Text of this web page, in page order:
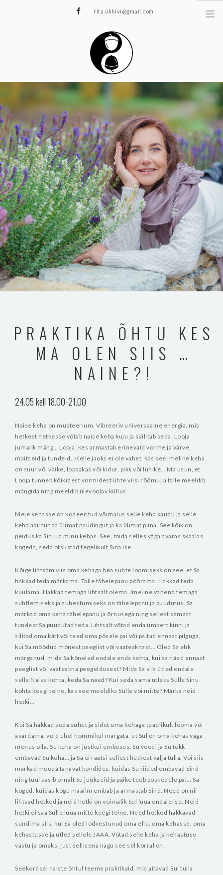
rita.ukkivi@gmail.com
TUNNIPLAAN
JOOGA/PILATES
TERAAPIA
ÜRITUSED
TIIMIDELE
GALERII
KONTAKT
PRAKTIKA ÕHTU KES
MA OLEN SIIS …
NAINE?!
24.05 kell 18.00-21.00
Naise keha on müsteerium. Vibreeriv universaalne energia, mis
hetkest hetkesse võtab naise keha kuju ja säilitab seda. Looja
jumalik mäng… Looja, kes armastab erinevaid vorme ja värve,
maitseid ja tundeid…Kelle jaoks ei ole vahet, kas see imeline keha
on suur või väike, lopsakas või kidur, pikk või lühike… Ma usun, et
Looja tunneb kõikidest vormidest ühte viisi rõõmu ja talle meeldib
mängida ning meeldib ülevoolav küllus.
Meie kehasse on kodeeritud võimalus selle keha kaudu ja selle
keha abil tunda ülimat naudingut ja ka ülimat piina. See kõik on
peidus ka Sinu ja minu kehas. See, mida selles väga avaras skaalas
kogeda, seda otsustad tegelikult Sina ise.
Kõige lihtsam viis oma kehaga hea suhte loomiseks on see, et Sa
hakkad teda märkama. Talle tähelepanu pöörama. Hakkad teda
kuulama. Hakkad temaga lihtsalt olema. Imeline vahend temaga
suhtlemiseks ja suhestumiseks on tähelepanu ja puudutus. Sa
märkad oma keha tähelepanu ja õrnusega ning sellest samast
tundest Sa puudutad teda. Lihtsalt võtad enda ümbert kinni ja
silitad oma kätt või teed oma põsele pai või paitad ennast pilguga,
kui Sa möödud mõnest peeglist või vaateaknast… Oled Sa ehk
märganud, mida Sa kõneled endale enda kohta, kui sa näed ennast
peeglist või vaateakna peegeldusest? Mida Sa siis ütled endale
selle Naise kohta, keda Sa näed? Kui seda sama ütleks Sulle Sinu
kohta keegi teine, kas see meeldiks Sulle või mitte? Märka neid
hetki…
Kui Sa hakkad seda suhet ja sidet oma kehaga teadlikult looma või
avardama, võid ühel hommikul märgata, et Sul on oma kehas väga
mõnus olla. Su keha on justkui embuses. Su voodi ja Su tekk
embavad Su keha… ja Sa ei raatsi sellest hetkest välja tulla. Või siis
märkad mööda tänavat kõndides, kuidas Su riided embavad Sind
ning tuul sasib õrnalt Su juukseid ja päike teeb põskedele pai… Sa
koged, kuidas kogu maailm embab ja armastab Sind. Need on nii
lihtsad hetked ja neid hetki on võimalik Sul luua endale ise. Neid
hetki ei saa Sulle luua mitte keegi teine. Need hetked hakkavad
sündima siis, kui Sa oled lõdvestunud oma ellu, oma kehasse, oma
kehastusse ja ütled sellele JAAA. Võtad selle keha ja kehastuse
vastu ja omaks, just sellisena nagu see sel korral on.
Seekordsel naiste õhtul teeme praktikaid, mis aitavad Sul tulla